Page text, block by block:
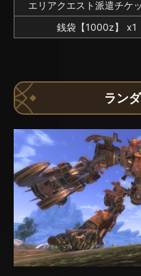
エリアクエスト派遣チケ
銭袋【1000z】 x1
ラン